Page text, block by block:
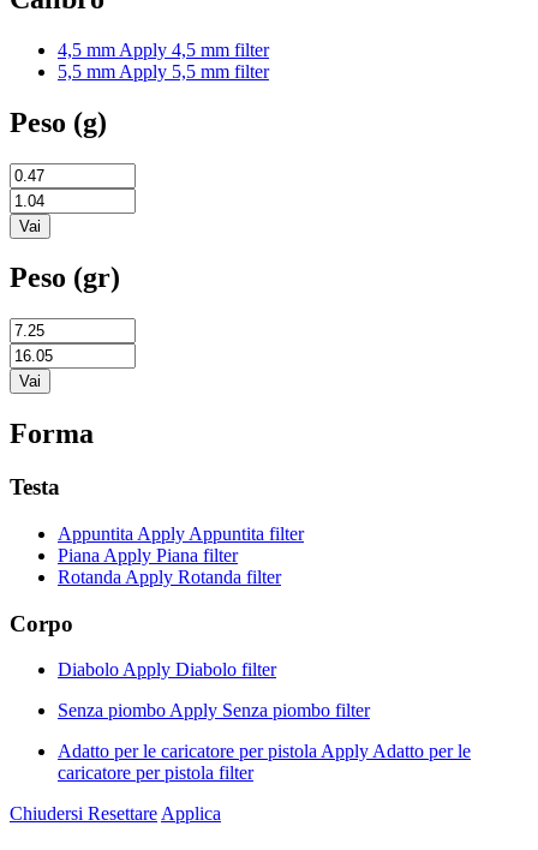
4,5 mm Apply 4,5 mm filter
5,5 mm Apply 5,5 mm filter
Peso (g)
Peso (gr)
Forma
Testa
Appuntita Apply Appuntita filter
Piana Apply Piana filter
Rotanda Apply Rotanda filter
Corpo
Diabolo Apply Diabolo filter
Senza piombo Apply Senza piombo filter
Adatto per le caricatore per pistola Apply Adatto per le
caricatore per pistola filter
Chiudersi Resettare Applica